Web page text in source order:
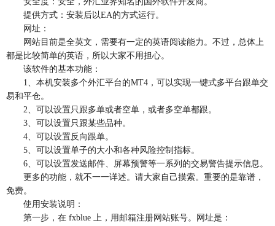
提供方式：安装后以EA的方式运行。
网址：
网站目前是全英文，需要有一定的英语阅读能力。不过，总体上
都是比较简单的英语，所以大家不用担心。
该软件的基本功能：
1、本机安装多个外汇平台的MT4，可以实现一键式多平台跟单交
易和平仓。
2、可以设置只跟多单或者空单，或者多空单都跟。
3、可以设置只跟某些品种。
4、可以设置反向跟单。
5、可以设置单子的大小和各种风险控制指标。
6、可以设置发送邮件、屏幕预警等一系列的交易警告提示信息。
更多的功能，就不一一详述。请大家自己摸索。重要的是靠谱，
免费。
使用安装说明：
第一步，在 fxblue 上，用邮箱注册网站账号。网址是：